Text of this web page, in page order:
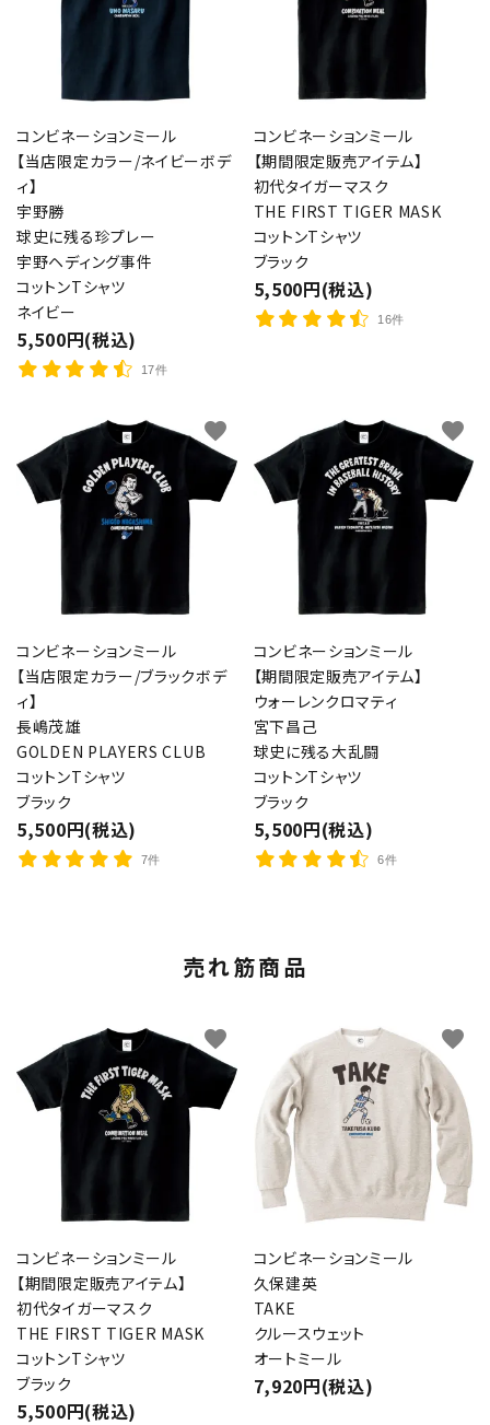
コンビネーションミール
【当店限定カラー/ネイビーボデ
ィ】
宇野勝
球史に残る珍プレー
宇野ヘディング事件
コットンTシャツ
ネイビー
5,500円(税込)
17件
コンビネーションミール
【期間限定販売アイテム】
初代タイガーマスク
THE FIRST TIGER MASK
コットンTシャツ
ブラック
5,500円(税込)
16件
コンビネーションミール
【当店限定カラー/ブラックボデ
ィ】
長嶋茂雄
GOLDEN PLAYERS CLUB
コットンTシャツ
ブラック
5,500円(税込)
7件
favorite
コンビネーションミール
【期間限定販売アイテム】
ウォーレンクロマティ
宮下昌己
球史に残る大乱闘
コットンTシャツ
ブラック
5,500円(税込)
6件
favorite
売れ筋商品
コンビネーションミール
【期間限定販売アイテム】
初代タイガーマスク
THE FIRST TIGER MASK
コットンTシャツ
ブラック
5,500円(税込)
favorite
コンビネーションミール
久保建英
TAKE
クルースウェット
オートミール
7,920円(税込)
favorite